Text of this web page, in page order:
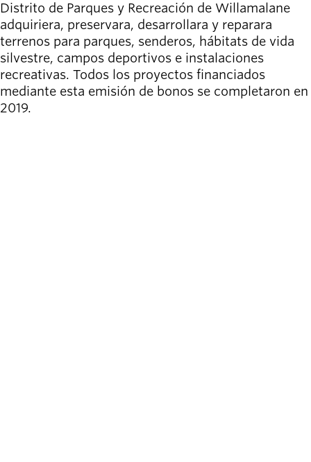
Distrito de Parques y Recreación de Willamalane
adquiriera, preservara, desarrollara y reparara
terrenos para parques, senderos, hábitats de vida
silvestre, campos deportivos e instalaciones
recreativas. Todos los proyectos financiados
mediante esta emisión de bonos se completaron en
2019.